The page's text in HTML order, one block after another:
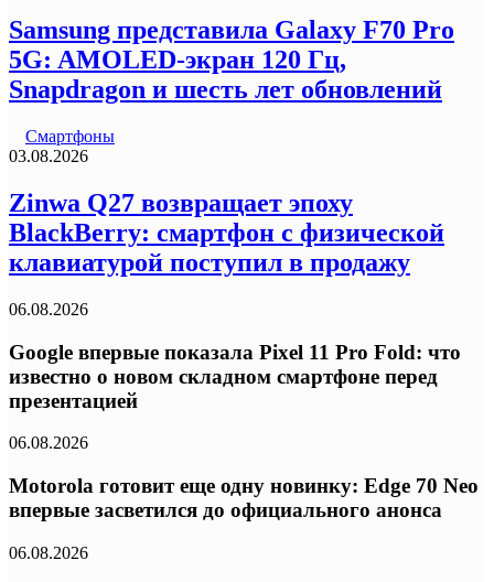
Samsung представила Galaxy F70 Pro
5G: AMOLED-экран 120 Гц,
Snapdragon и шесть лет обновлений
Смартфоны
03.08.2026
Zinwa Q27 возвращает эпоху
BlackBerry: смартфон с физической
клавиатурой поступил в продажу
06.08.2026
Google впервые показала Pixel 11 Pro Fold: что
известно о новом складном смартфоне перед
презентацией
06.08.2026
Motorola готовит еще одну новинку: Edge 70 Neo
впервые засветился до официального анонса
06.08.2026